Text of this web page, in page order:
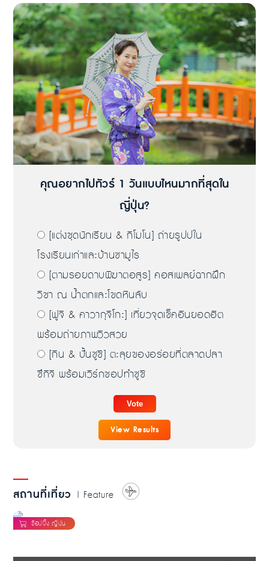
คุณอยากไปทัวร์ 1 วันแบบไหนมากที่สุดใน
ญี่ปุ่น?
[แต่งชุดนักเรียน & กิโมโน] ถ่ายรูปปใน
โรงเรียนเก่าและบ้านซามูไร
[ตามรอยดาบพิฆาตอสูร] คอสเพลย์ฉากฝึก
วิชา ณ น้ำตกและโขดหินลับ
[ฟูจิ & คาวากุจิโกะ] เที่ยวจุดเช็คอินยอดฮิต
พร้อมถ่ายภาพวิวสวย
[กิน & ปั้นซูชิ] ตะลุยของอร่อยที่ตลาดปลา
ซึกิจิ พร้อมเวิร์กชอปทำซูชิ
View Results
สถานที่เที่ยว | Feature